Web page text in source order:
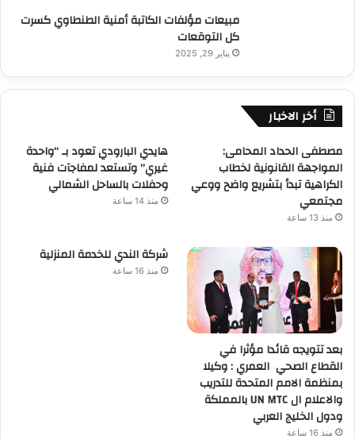
مبيعات مؤلفات الكاتبة أمنية الطنطاوي كسرت
كل التوقعات
يناير 29, 2025
أخر الاخبار
مصطفى الحداد المحامى:
المواجهة القانونية لخطاب
الكراهية تبدأ بتشريع واضح ووعي
مجتمعي
منذ 13 ساعة
هايدي البارودي تعود بـ “واحدة
غيري” وتستعد لمفاجآت فنية
وحفلات بالساحل الشمالي
منذ 14 ساعة
بعد تتويجه قائدا مؤثرا في
القطاع الصحي العمري : وكيلا
بمنظمة الامم المتحدة للتدريب
والاعلام ال UN MTC بالمملكة
ودول الخليج العربي
منذ 16 ساعة
شركة الندي للخدمة المنزلية
منذ 16 ساعة